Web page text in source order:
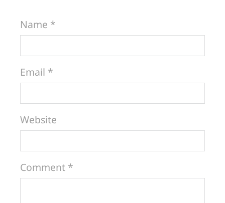
Name *
Email *
Website
Comment *